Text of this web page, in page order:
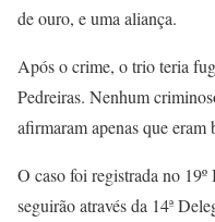
de ouro, e uma aliança.
Após o crime, o trio teria
Pedreiras. Nenhum
afirmaram apenas que eram
O caso foi registrada no
seguirão através da 14ª